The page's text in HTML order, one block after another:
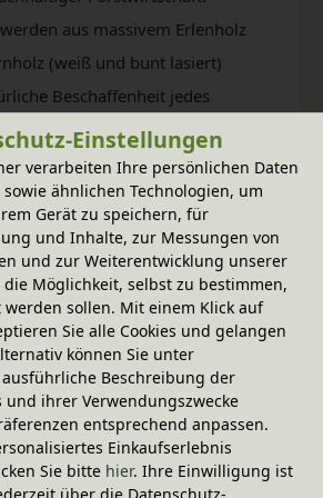
aus massivem Erlenholz
(weiß und bunt lasiert)
Beschaffenheit jedes
durch bioola® nature Öl bzw.
aus natürlichen Erd- und
pflanzlichem Carnaubawachs
veredelt.
Einstellungen
verarbeiten Ihre persönlichen Daten
ähnlichen Technologien, um
Gerät zu speichern, für
und Inhalte, zur Messungen von
und zur Weiterentwicklung unserer
Möglichkeit, selbst zu bestimmen,
werden sollen. Mit einem Klick auf
Sie alle Cookies und gelangen
können Sie unter
Beschreibung der
und ihrer Verwendungszwecke
entsprechend anpassen.
Einkaufserlebnis
Sie bitte hier. Ihre Einwilligung ist